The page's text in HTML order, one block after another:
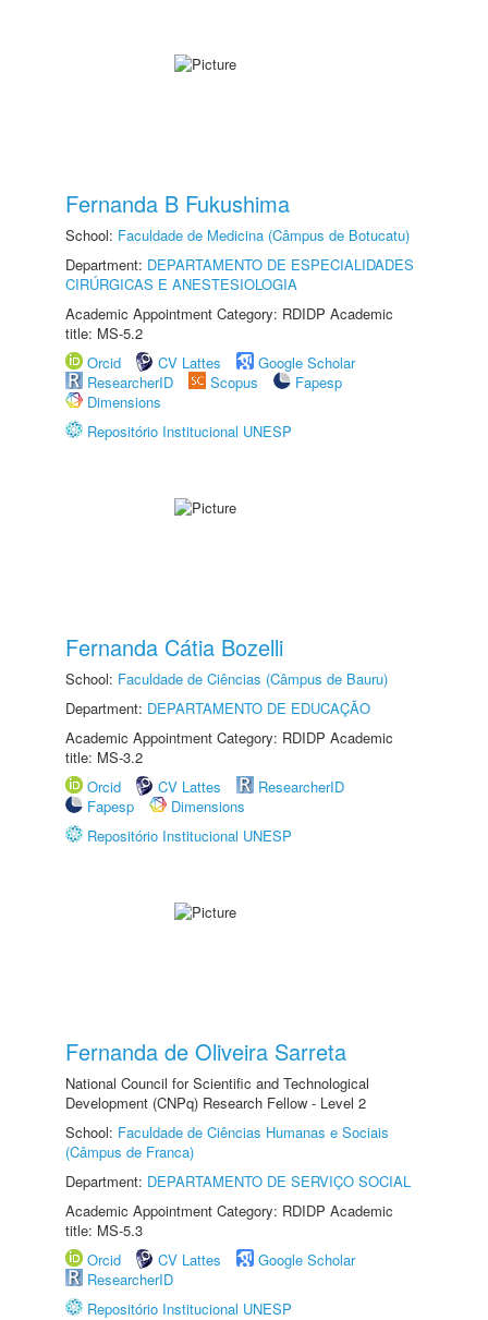
Fernanda B Fukushima
School: Faculdade de Medicina (Câmpus de Botucatu)
Department: DEPARTAMENTO DE ESPECIALIDADES
CIRÚRGICAS E ANESTESIOLOGIA
Academic Appointment Category: RDIDP Academic
title: MS-5.2
Orcid
CV Lattes
Google Scholar
ResearcherID
Scopus
Fapesp
Dimensions
Repositório Institucional UNESP
Fernanda Cátia Bozelli
School: Faculdade de Ciências (Câmpus de Bauru)
Department: DEPARTAMENTO DE EDUCAÇÃO
Academic Appointment Category: RDIDP Academic
title: MS-3.2
Orcid
CV Lattes
ResearcherID
Fapesp
Dimensions
Repositório Institucional UNESP
Fernanda de Oliveira Sarreta
National Council for Scientific and Technological
Development (CNPq) Research Fellow - Level 2
School: Faculdade de Ciências Humanas e Sociais
(Câmpus de Franca)
Department: DEPARTAMENTO DE SERVIÇO SOCIAL
Academic Appointment Category: RDIDP Academic
title: MS-5.3
Orcid
CV Lattes
Google Scholar
ResearcherID
Repositório Institucional UNESP